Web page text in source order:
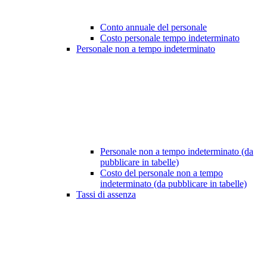
Conto annuale del personale
Costo personale tempo indeterminato
Personale non a tempo indeterminato
Personale non a tempo indeterminato (da
pubblicare in tabelle)
Costo del personale non a tempo
indeterminato (da pubblicare in tabelle)
Tassi di assenza